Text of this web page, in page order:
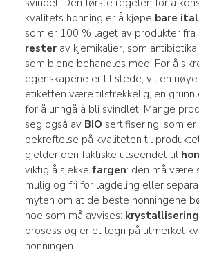
kvalitets honning er å kjøpe bare
som er 100 % laget av produkter fra
resterav kjemikalier, som
som biene behandles med. For å
egenskapene er til stede, vil en
etiketten være tilstrekkelig, en
for å unngå å bli svindlet. Mange
seg også av BIO sertifisering, som
bekreftelse på kvaliteten til
gjelder den faktiske utseendet til
viktig å sjekke fargen: den må være
mulig og fri for lagdeling eller
myten om at de beste honningene
noe som må avvises: krystallisering
prosess og er et tegn på utmerket
honningen.